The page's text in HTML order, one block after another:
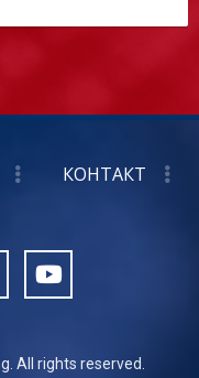
КОНТАКТ
All rights reserved.